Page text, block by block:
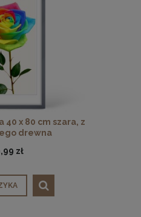
40 x 80 cm szara, z
drewna
zł